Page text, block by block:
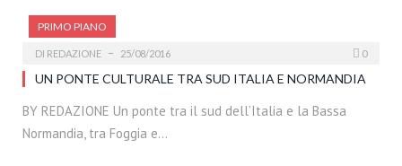
PRIMO PIANO
DI REDAZIONE 25/08/2016 0
UN PONTE CULTURALE TRA SUD ITALIA E NORMANDIA
BY REDAZIONE Un ponte tra il sud dell’Italia e la Bassa
Normandia, tra Foggia e…